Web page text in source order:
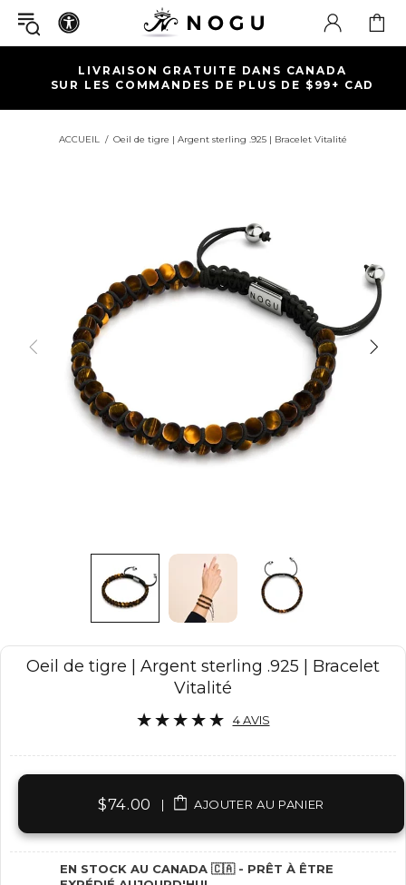
LIVRAISON GRATUITE DANS CANADA
SUR LES COMMANDES DE PLUS DE $99+ CAD
ACCUEIL Oeil de tigre | Argent sterling .925 | Bracelet Vitalité
Oeil de tigre | Argent sterling .925 | Bracelet
Vitalité
4 AVIS
$74.00| AJOUTER AU PANIER
EN STOCK AU CANADA 🇨🇦 - PRÊT À ÊTRE